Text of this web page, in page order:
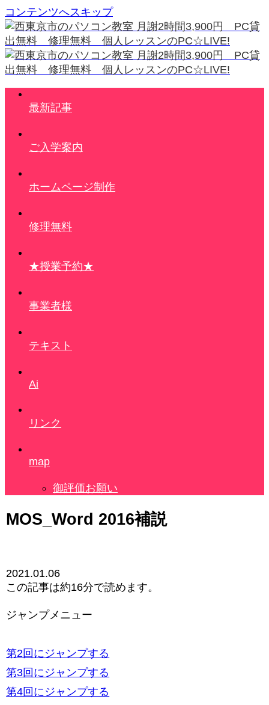
コンテンツへスキップ
最新記事
ご入学案内
ホームページ制作
修理無料
★授業予約★
事業者様
テキスト
Ai
リンク
map
御評価お願い
MOS_Word 2016補説
2021.01.06
この記事は約16分で読めます。
ジャンプメニュー
第2回にジャンプする
第3回にジャンプする
第4回にジャンプする